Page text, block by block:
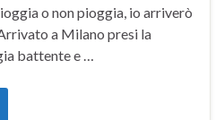
o non pioggia, io arriverò
a Milano presi la
battente e …